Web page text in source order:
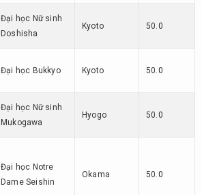
Đại học Nữ sinh
Doshisha
Kyoto 50.0
Đại học Bukkyo Kyoto 50.0
Đại học Nữ sinh
Mukogawa
Hyogo 50.0
Đại học Notre
Dame Seishin
Okama 50.0